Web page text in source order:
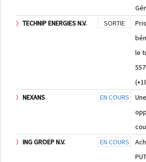
TECHNIP ENERGIES N.V. SORTIE
le
NEXANS EN COURS
Une
ING GROEP N.V. EN COURS